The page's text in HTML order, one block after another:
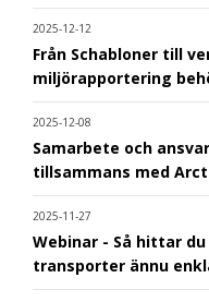
2025-12-12
Från Schabloner till
miljörapportering
2025-12-08
Samarbete och
tillsammans med
2025-11-27
Webinar - Så hittar
transporter ännu